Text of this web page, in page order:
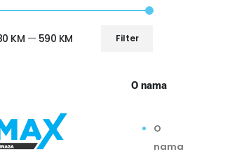
Filter
KM — 590 KM
O nama
O
nama